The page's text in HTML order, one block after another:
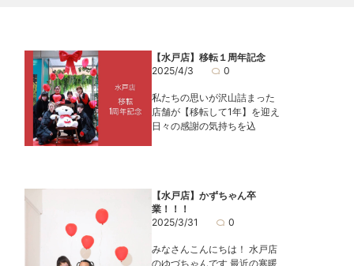
【水戸店】移転１周年記念
2025/4/3
0
私たちの思いが沢山詰まった
店舗が【移転して1年】を迎え
日々の感謝の気持ちを込
【水戸店】かずちゃん卒
業！！！
2025/3/31
0
みなさんこんにちは！ 水戸店
のゆづちゃんです 最近の寒暖